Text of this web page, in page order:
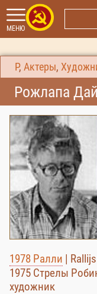
МЕНЮ
Р, Актеры,
Рожлапа
1978 Ралли | Rallijs
1975 Стрелы
художник